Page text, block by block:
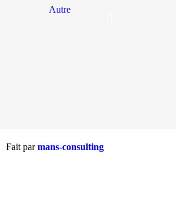
Autre
Fait parmans-consulting